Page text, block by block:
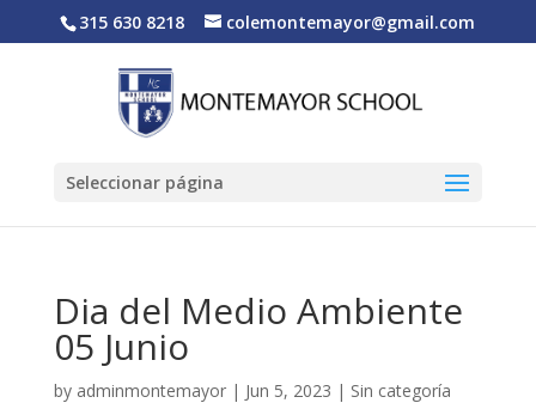
315 630 8218 colemontemayor@gmail.com
Seleccionar página
Dia del Medio Ambiente
05 Junio
by adminmontemayor| Jun 5, 2023 | Sin categoría